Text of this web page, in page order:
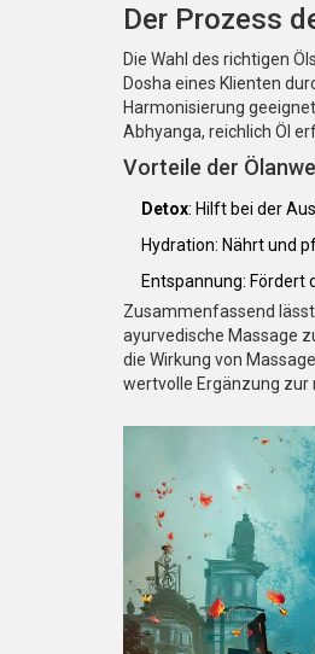
Der Prozess
Die Wahl des richtigen
Dosha eines Klienten
Harmonisierung
Abhyanga, reichlich Öl
Vorteile der
Detox: Hilft bei der
Hydration: Nährt und
Entspannung: Fördert
Zusammenfassend
ayurvedische Massage
die Wirkung von
wertvolle Ergänzung zur